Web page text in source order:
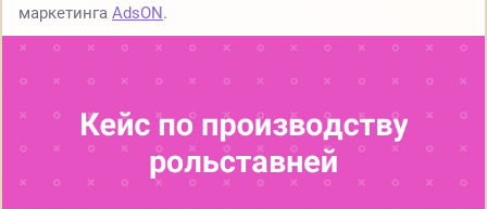
маркетинга AdsON.